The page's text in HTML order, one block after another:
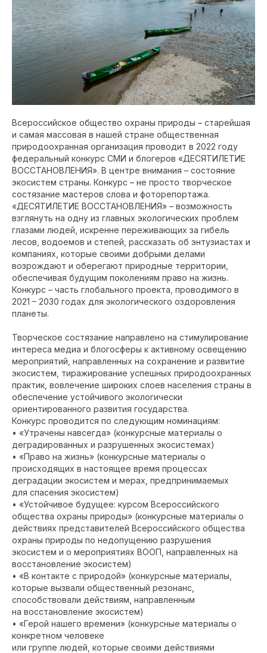
Всероссийское общество охраны природы – старейшая
и самая массовая в нашей стране общественная
природоохранная организация проводит в 2022 году
федеральный конкурс СМИ и блогеров «ДЕСЯТИЛЕТИЕ
ВОССТАНОВЛЕНИЯ». В центре внимания – состояние
экосистем страны. Конкурс – не просто творческое
состязание мастеров слова и фоторепортажа.
«ДЕСЯТИЛЕТИЕ ВОССТАНОВЛЕНИЯ» – возможность
взглянуть на одну из главных экологических проблем
глазами людей, искренне переживающих за гибель
лесов, водоемов и степей, рассказать об энтузиастах и
компаниях, которые своими добрыми делами
возрождают и оберегают природные территории,
обеспечивая будущим поколениям право на жизнь.
Конкурс – часть глобального проекта, проводимого в
2021 – 2030 годах для экологического оздоровления
планеты.
Творческое состязание направлено на стимулирование
интереса медиа и блогосферы к активному освещению
мероприятий, направленных на сохранение и развитие
экосистем, тиражирование успешных природоохранных
практик, вовлечение широких слоев населения страны в
обеспечение устойчивого экологически
ориентированного развития государства.
Конкурс проводится по следующим номинациям:
• «Утрачены навсегда» (конкурсные материалы о
деградированных и разрушенных экосистемах)
• «Право на жизнь» (конкурсные материалы о
происходящих в настоящее время процессах
деградации экосистем и мерах, предпринимаемых
для спасения экосистем)
• «Устойчивое будущее: курсом Всероссийского
общества охраны природы» (конкурсные материалы о
действиях представителей Всероссийского общества
охраны природы по недопущению разрушения
экосистем и о мероприятиях ВООП, направленных на
восстановление экосистем)
• «В контакте с природой» (конкурсные материалы,
которые вызвали общественный резонанс,
способствовали действиям, направленным
на восстановление экосистем)
• «Герой нашего времени» (конкурсные материалы о
конкретном человеке
или группе людей, которые своими действиями